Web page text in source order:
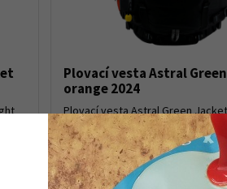
Plovací vesta Astral
orange 2024
Plovací vesta Astral Green
orange patří mezi jednu z nejvíce
inovativních, pohodlných a
nejbezpečnějších vest na trhu.
trhu nenajdet...
Skladem dle varianty